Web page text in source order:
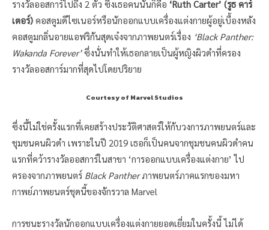
รางวัลออสการ์ไปถึง 2 ตัว ซึ่งเธอคนนั้นก็คือ ‘Ruth Carter’ (รูธ คาร์
เตอร์) คอสตูมดีไซเนอร์หรือนักออกแบบเครื่องแต่งกายผู้อยู่เบื้องหลัง
คอสตูมกลิ่นอายแอฟริกันสุดเจ๋งจากภาพยนตร์เรื่อง ‘Black Panther:
Wakanda Forever’ซึ่งนั่นทำให้เธอกลายเป็นผู้หญิงผิวดำที่ครอง
รางวัลออสการ์มากที่สุดไปโดยปริยาย
Courtesy of Marvel Studios
ซึ่งนี้ไม่ใช่ครั้งแรกที่เคยสร้างประวัติศาสตร์ให้กับวงการภาพยนตร์และ
ชุมชนคนผิวดำ เพราะในปี 2019 เธอก็เป็นคนจากชุมชนคนผิวดำคน
แรกที่คว้ารางวัลออสการ์ในสาขา ‘การออกแบบเครื่องแต่งกาย’ ไป
ครองจากภาพยนตร์ Black Pantherภาพยนตร์ภาคแรกของมหา
กาพย์ภาพยนตร์ชุดนี้ของจักรวาล Marvel
การชนะรางวัลนักออกแบบเครื่องแต่งกายยอดเยี่ยมในครั้งนี้ ไม่ได้